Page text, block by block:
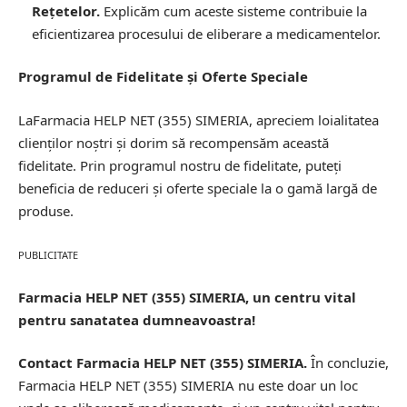
Rețetelor. Explicăm cum aceste sisteme contribuie la
eficientizarea procesului de eliberare a medicamentelor.
Programul de Fidelitate și Oferte Speciale
LaFarmacia HELP NET (355) SIMERIA, apreciem loialitatea
clienților noștri și dorim să recompensăm această
fidelitate. Prin programul nostru de fidelitate, puteți
beneficia de reduceri și oferte speciale la o gamă largă de
produse.
PUBLICITATE
Farmacia HELP NET (355) SIMERIA, un centru vital
pentru sanatatea dumneavoastra!
Contact Farmacia HELP NET (355) SIMERIA. În concluzie,
Farmacia HELP NET (355) SIMERIA nu este doar un loc